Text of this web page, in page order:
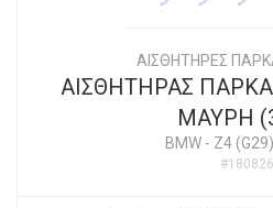
ΑΙΣΘΗΤΗΡΕΣ
ΑΙΣΘΗΤΗΡΑΣ
ΜΑΥΡΗ
BMW- Z4
#180826